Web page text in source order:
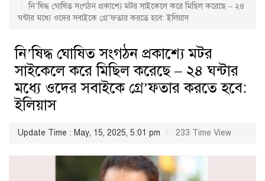
নি’ষিদ্ধ ঘোষিত সংগঠন প্রকাশ্যে মটর সাইকেলে করে মিছিল করেছে – ২৪
ঘন্টার মধ্যে ওদের সবাইকে গ্রে’ফতার করতে হবে: ইলিয়াস
নি’ষিদ্ধ ঘোষিত সংগঠন প্রকাশ্যে মটর
সাইকেলে করে মিছিল করেছে – ২৪ ঘন্টার
মধ্যে ওদের সবাইকে গ্রে’ফতার করতে হবে:
ইলিয়াস
Update Time : May, 15, 2025, 5:01 pm 233 Time View